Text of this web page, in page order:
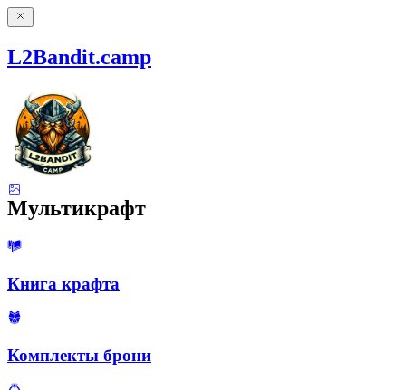
L2Bandit.camp
Мультикрафт
Книга крафта
Комплекты брони